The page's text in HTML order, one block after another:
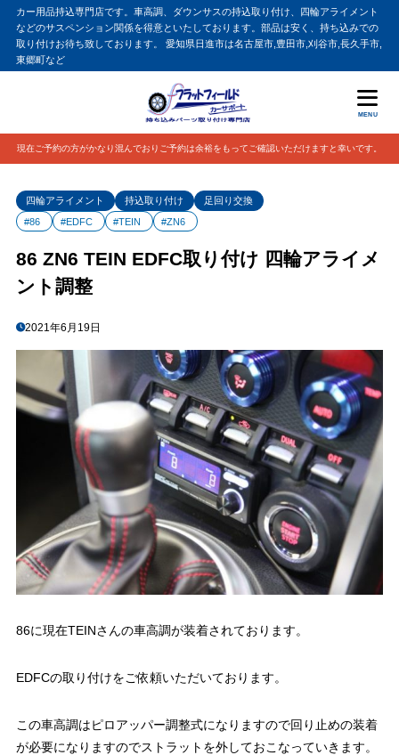
カー用品持込専門店です。車高調、ダウンサスの持込取り付け、四輪アライメント
などのサスペンション関係を得意といたしております。部品は安く、持ち込みでの
取り付けお待ち致しております。 愛知県日進市は名古屋市,豊田市,刈谷市,長久手市,
東郷町など
MENU
現在ご予約の方がかなり混んでおりご予約は余裕をもってご確認いただけますと幸いです。
四輪アライメント 持込取り付け
足回り交換
#86
#EDFC #TEIN #ZN6
86 ZN6 TEIN EDFC取り付け 四輪アライメ
ント調整
2021年6月19日
86に現在TEINさんの車高調が装着されております。
EDFCの取り付けをご依頼いただいております。
この車高調はピロアッパー調整式になりますので回り止めの装着
が必要になりますのでストラットを外しておこなっていきます。